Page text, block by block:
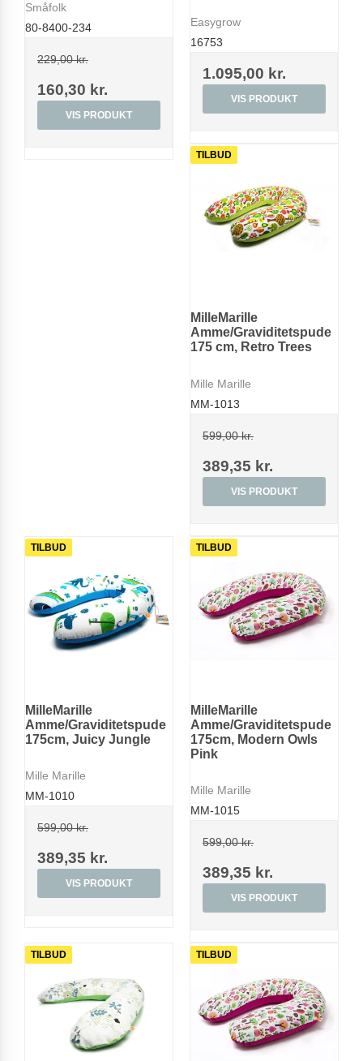
Småfolk
80-8400-234
229,00 kr.
160,30 kr.
VIS PRODUKT
Easygrow
16753
1.095,00 kr.
VIS PRODUKT
TILBUD
MilleMarille
Amme/Graviditetspude
175 cm, Retro Trees
Mille Marille
MM-1013
599,00 kr.
389,35 kr.
VIS PRODUKT
TILBUD
MilleMarille
Amme/Graviditetspude
175cm, Juicy Jungle
Mille Marille
MM-1010
599,00 kr.
389,35 kr.
VIS PRODUKT
TILBUD
MilleMarille
Amme/Graviditetspude
175cm, Modern Owls
Pink
Mille Marille
MM-1015
599,00 kr.
389,35 kr.
VIS PRODUKT
TILBUD TILBUD